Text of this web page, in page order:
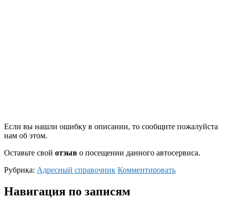
Если вы нашли ошибку в описании, то сообщите пожалуйста
нам об этом.
Оставьте свой отзыв о посещении данного автосервиса.
Рубрика: Адресный справочник Комментировать
Навигация по записям